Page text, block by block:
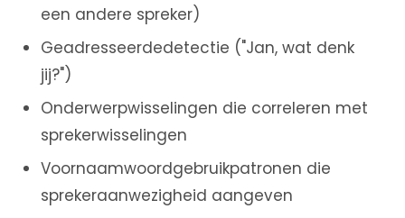
een andere spreker)
Geadresseerdedetectie ("Jan, wat denk
jij?")
Onderwerpwisselingen die correleren met
sprekerwisselingen
Voornaamwoordgebruikpatronen die
sprekeraanwezigheid aangeven